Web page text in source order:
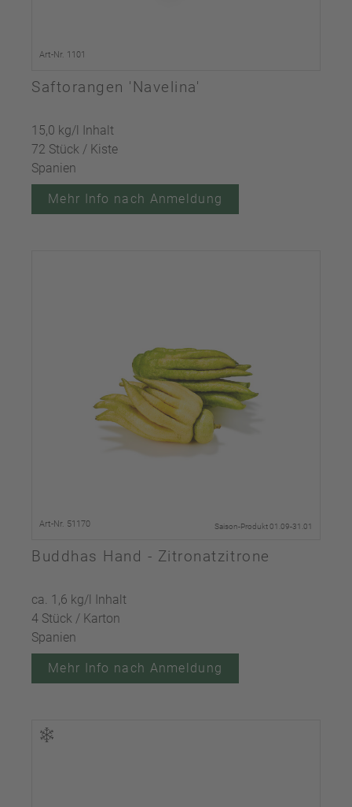
Art-Nr. 1101
Saftorangen 'Navelina'
15,0 kg/l Inhalt
72 Stück / Kiste
Spanien
Mehr Info nach Anmeldung
Art-Nr. 51170 Saison-Produkt 01.09-31.01
Buddhas Hand - Zitronatzitrone
ca. 1,6 kg/l Inhalt
4 Stück / Karton
Spanien
Mehr Info nach Anmeldung